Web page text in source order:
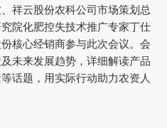
祥云股份农科公司市场策划总
院化肥控失技术推广专家丁仕
核心经销商参与此次会议。会
未来发展趋势，详细解读产品
话题，用实际行动助力农资人